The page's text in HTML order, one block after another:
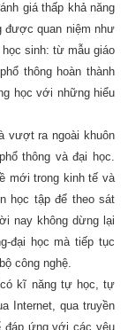
giá thấp khả năng
được quan niệm như
sinh: từ mẫu giáo
thông hoàn thành
học với những hiểu
vượt ra ngoài khuôn
thông và đại học.
mới trong kinh tế và
học tập để theo sát
nay không dừng lại
đại học mà tiếp tục
công nghệ.
kĩ năng tự học, tự
Internet, qua truyền
ứng với các yêu